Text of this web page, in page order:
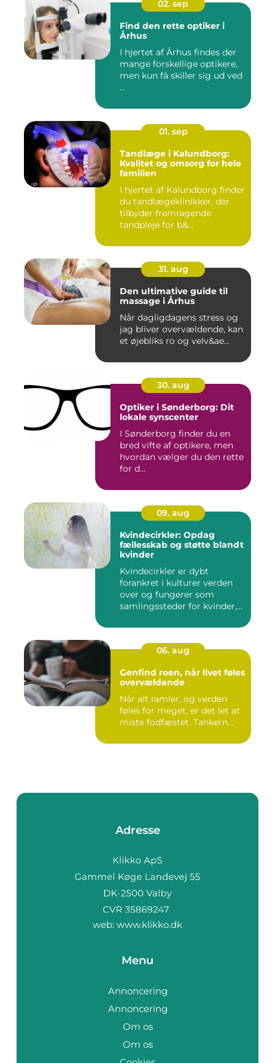
02. sep
Find den rette optiker i
Århus
I hjertet af Århus findes der
mange forskellige optikere,
men kun få skiller sig ud ved
...
01. sep
Tandlæge i Kalundborg:
Kvalitet og omsorg for hele
familien
I hjertet af Kalundborg finder
du tandlægeklinikker, der
tilbyder fremragende
tandpleje for b&...
31. aug
Den ultimative guide til
massage i Århus
Når dagligdagens stress og
jag bliver overvældende, kan
et øjebliks ro og velv&ae...
30. aug
Optiker i Sønderborg: Dit
lokale synscenter
I Sønderborg finder du en
bred vifte af optikere, men
hvordan vælger du den rette
for d...
09. aug
Kvindecirkler: Opdag
fællesskab og støtte blandt
kvinder
Kvindecirkler er dybt
forankret i kulturer verden
over og fungerer som
samlingssteder for kvinder,
06. aug
Genfind roen, når livet føles
overvældende
Når alt ramler, og verden
føles for meget, er det let at
miste fodfæstet. Tankern...
Adresse
web: www.klikko.dk
Menu
Annoncering
Annoncering
Om os
Om os